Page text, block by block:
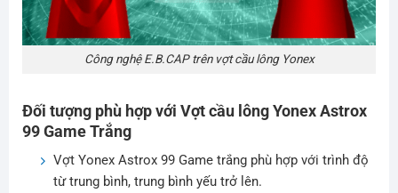
Công nghệ E.B.CAP trên vợt cầu lông Yonex
Đối tượng phù hợp với Vợt cầu lôngYonex Astrox
99 Game Trắng
Vợt Yonex Astrox 99 Game trắng phù hợp với trình độ
từ trung bình, trung bình yếu trở lên.